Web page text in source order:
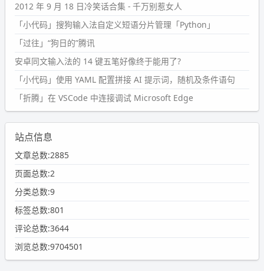
2012 年 9 月 18 日冷笑话合集 - 千万别惹女人
「小代码」搜狗输入法自定义短语分片管理「Python」
「过往」“狗日的”腾讯
安卓同文输入法的 14 键五笔好像终于能用了?
「小代码」使用 YAML 配置拼接 AI 提示词，随机及条件语句
「折腾」在 VSCode 中连接调试 Microsoft Edge
站点信息
文章总数:2885
页面总数:2
分类总数:9
标签总数:801
评论总数:3644
浏览总数:9704501